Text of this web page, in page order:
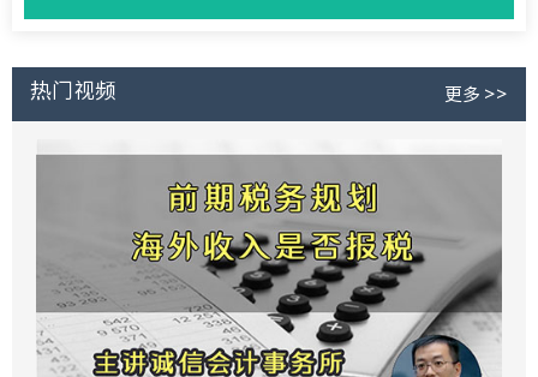
热门视频 更多 >>